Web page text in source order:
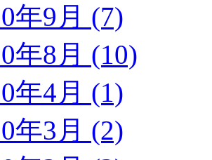
年9月 (7)
年8月 (10)
年4月 (1)
年3月 (2)